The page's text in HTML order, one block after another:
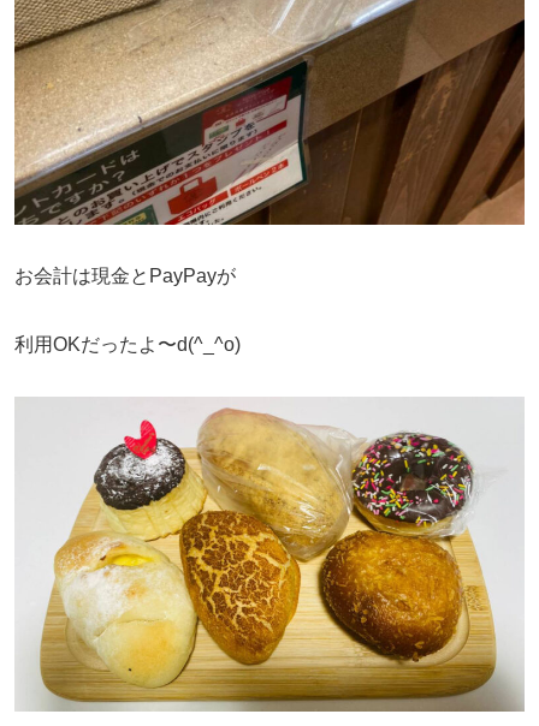
お会計は現金とPayPayが
利用OKだったよ〜d(^_^o)